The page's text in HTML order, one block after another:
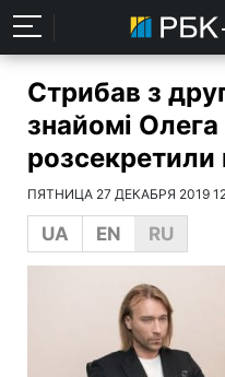
Стрибав з
знайомі
розсекретили
ПЯТНИЦА 27 ДЕКАБРЯ 2019
UA EN RU